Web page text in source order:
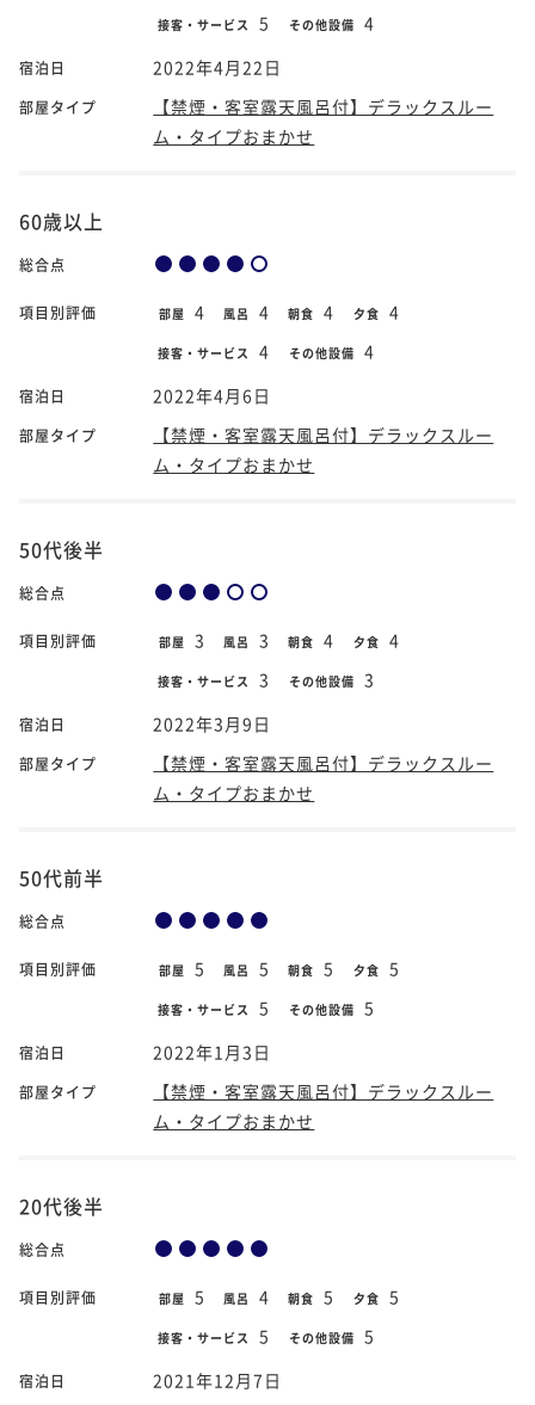
接客・サービス 5 その他設備 4
宿泊日 2022年4月22日
部屋タイプ
【禁煙・客室露天風呂付】デラックスルー
ム・タイプおまかせ
60歳以上
総合点
項目別評価 部屋 4 風呂 4 朝食 4 夕食 4
接客・サービス 4 その他設備 4
宿泊日 2022年4月6日
部屋タイプ
【禁煙・客室露天風呂付】デラックスルー
ム・タイプおまかせ
50代後半
総合点
項目別評価 部屋 3 風呂 3 朝食 4 夕食 4
接客・サービス 3 その他設備 3
宿泊日 2022年3月9日
部屋タイプ
【禁煙・客室露天風呂付】デラックスルー
ム・タイプおまかせ
50代前半
総合点
項目別評価 部屋 5 風呂 5 朝食 5 夕食 5
接客・サービス 5 その他設備 5
宿泊日 2022年1月3日
部屋タイプ
【禁煙・客室露天風呂付】デラックスルー
ム・タイプおまかせ
20代後半
総合点
項目別評価 部屋 5 風呂 4 朝食 5 夕食 5
接客・サービス 5 その他設備 5
宿泊日 2021年12月7日